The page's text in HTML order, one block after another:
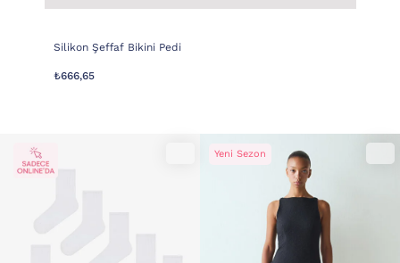
Silikon Şeffaf Bikini Pedi
₺666,65
Yeni Sezon